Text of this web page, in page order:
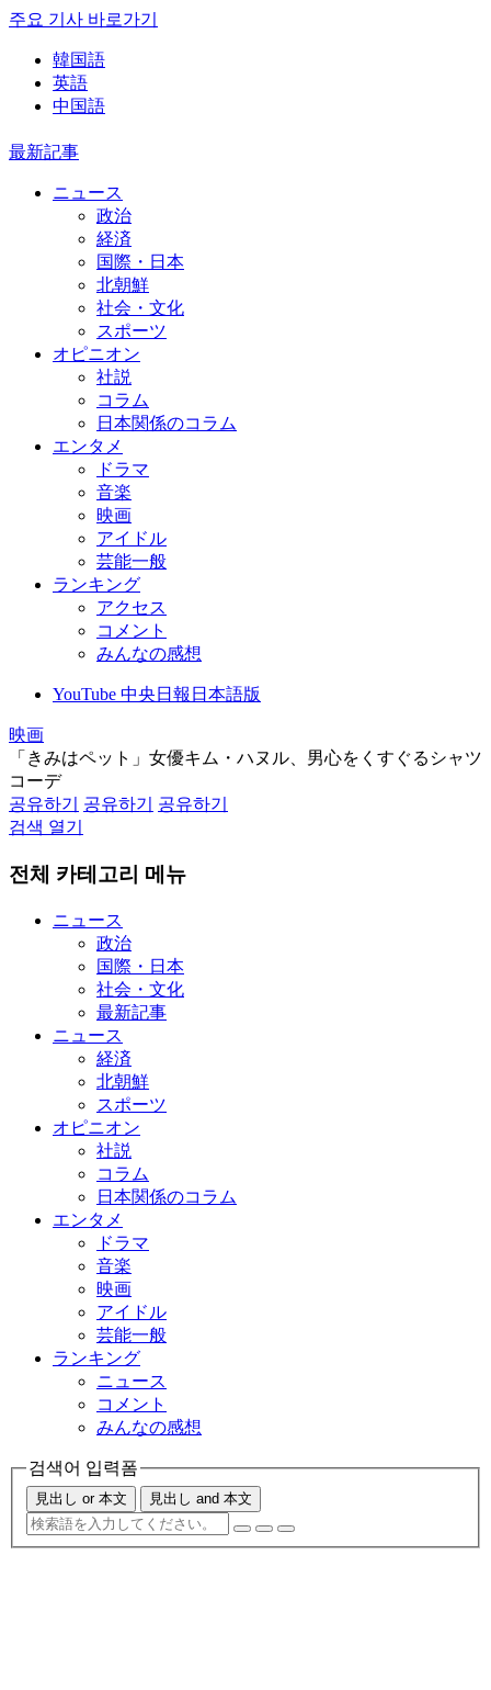
주요 기사 바로가기
韓国語
英語
中国語
最新記事
ニュース
政治
経済
国際・日本
北朝鮮
社会・文化
スポーツ
オピニオン
社説
コラム
日本関係のコラム
エンタメ
ドラマ
音楽
映画
アイドル
芸能一般
ランキング
アクセス
コメント
みんなの感想
YouTube 中央日報日本語版
映画
「きみはペット」女優キム・ハヌル、男心をくすぐるシャツ
コーデ
공유하기
공유하기
공유하기
검색 열기
전체 카테고리 메뉴
ニュース
政治
国際・日本
社会・文化
最新記事
ニュース
経済
北朝鮮
スポーツ
オピニオン
社説
コラム
日本関係のコラム
エンタメ
ドラマ
音楽
映画
アイドル
芸能一般
ランキング
ニュース
コメント
みんなの感想
검색어 입력폼
見出し or 本文 見出し and 本文